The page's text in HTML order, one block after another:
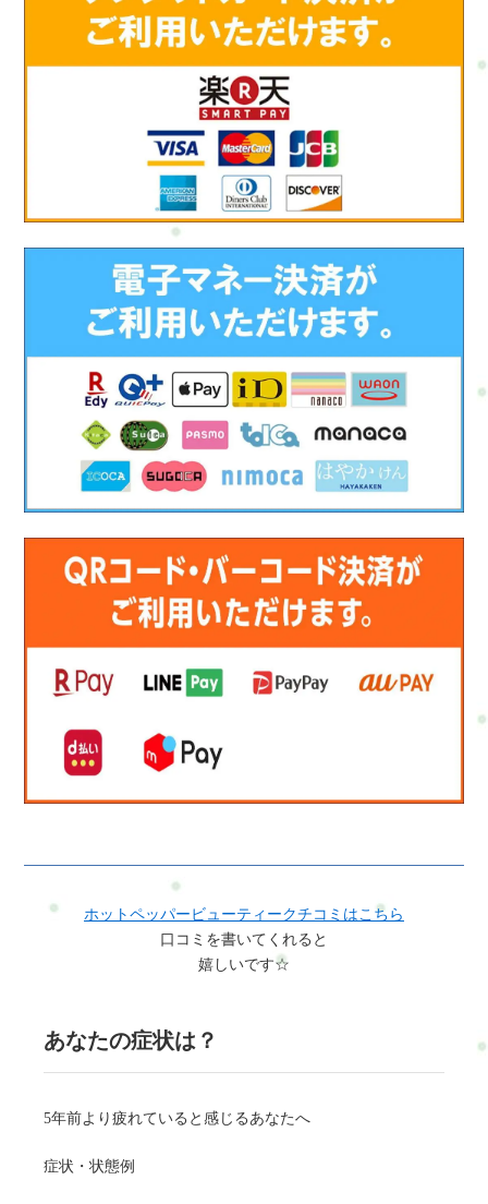
ホットペッパービューティークチコミはこちら
口コミを書いてくれると
嬉しいです☆
あなたの症状は？
5年前より疲れていると感じるあなたへ
症状・状態例